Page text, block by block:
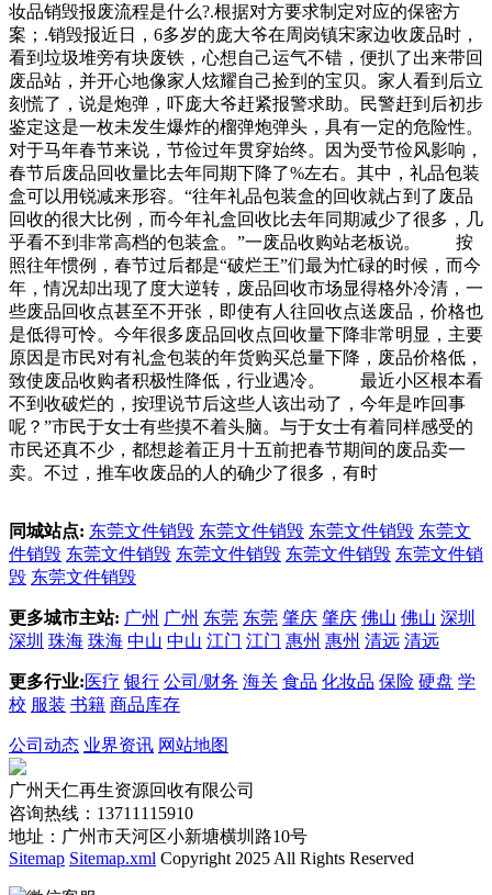
妆品销毁报废流程是什么?.根据对方要求制定对应的保密方
案；.销毁报近日，6多岁的庞大爷在周岗镇宋家边收废品时，
看到垃圾堆旁有块废铁，心想自己运气不错，便扒了出来带回
废品站，并开心地像家人炫耀自己捡到的宝贝。家人看到后立
刻慌了，说是炮弹，吓庞大爷赶紧报警求助。民警赶到后初步
鉴定这是一枚未发生爆炸的榴弹炮弹头，具有一定的危险性。
对于马年春节来说，节俭过年贯穿始终。因为受节俭风影响，
春节后废品回收量比去年同期下降了%左右。其中，礼品包装
盒可以用锐减来形容。“往年礼品包装盒的回收就占到了废品
回收的很大比例，而今年礼盒回收比去年同期减少了很多，几
乎看不到非常高档的包装盒。”一废品收购站老板说。 按
照往年惯例，春节过后都是“破烂王”们最为忙碌的时候，而今
年，情况却出现了度大逆转，废品回收市场显得格外冷清，一
些废品回收点甚至不开张，即使有人往回收点送废品，价格也
是低得可怜。今年很多废品回收点回收量下降非常明显，主要
原因是市民对有礼盒包装的年货购买总量下降，废品价格低，
致使废品收购者积极性降低，行业遇冷。 最近小区根本看
不到收破烂的，按理说节后这些人该出动了，今年是咋回事
呢？”市民于女士有些摸不着头脑。与于女士有着同样感受的
市民还真不少，都想趁着正月十五前把春节期间的废品卖一
卖。不过，推车收废品的人的确少了很多，有时
同城站点: 东莞文件销毁 东莞文件销毁 东莞文件销毁 东莞文
件销毁 东莞文件销毁 东莞文件销毁 东莞文件销毁 东莞文件销
毁 东莞文件销毁
更多城市主站: 广州 广州 东莞 东莞 肇庆 肇庆 佛山 佛山 深圳
深圳 珠海 珠海 中山 中山 江门 江门 惠州 惠州 清远 清远
更多行业: 医疗 银行 公司/财务 海关 食品 化妆品 保险 硬盘 学
校 服装 书籍 商品库存
公司动态 业界资讯 网站地图
广州天仁再生资源回收有限公司
咨询热线：13711115910
地址：广州市天河区小新塘横圳路10号
Sitemap Sitemap.xml Copyright 2025 All Rights Reserved